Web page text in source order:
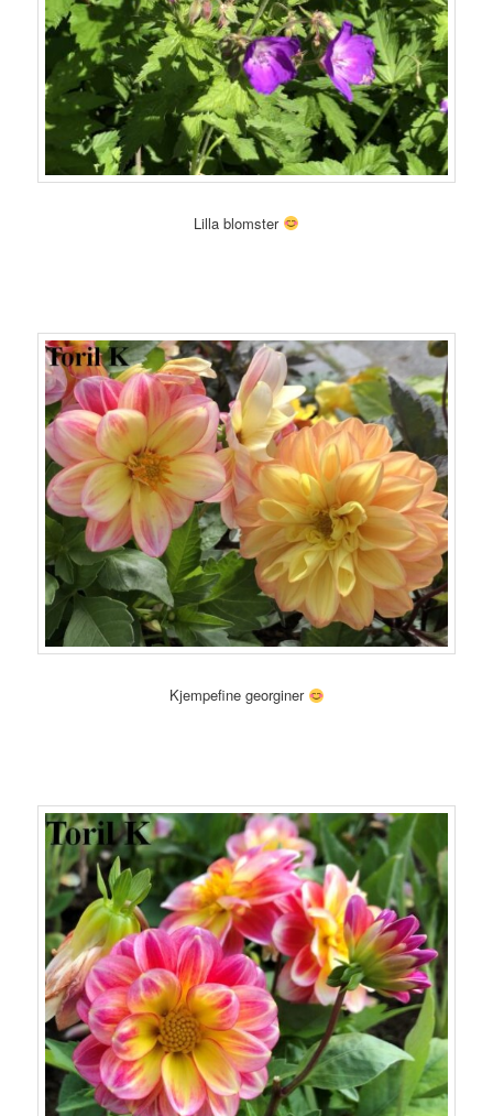
Lilla blomster
Kjempefine georginer